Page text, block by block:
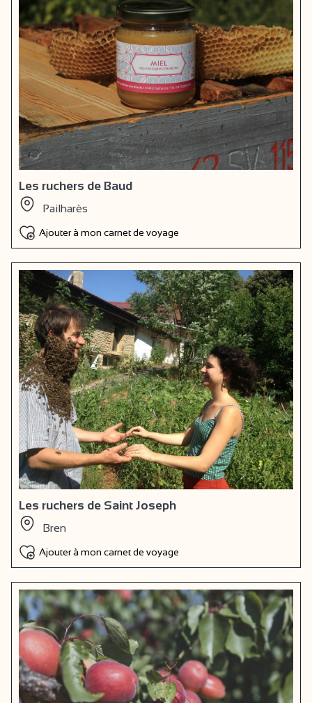
Les ruchers de Baud
Pailharès
Ajouter à mon carnet de voyage
Les ruchers de Saint Joseph
Bren
Ajouter à mon carnet de voyage